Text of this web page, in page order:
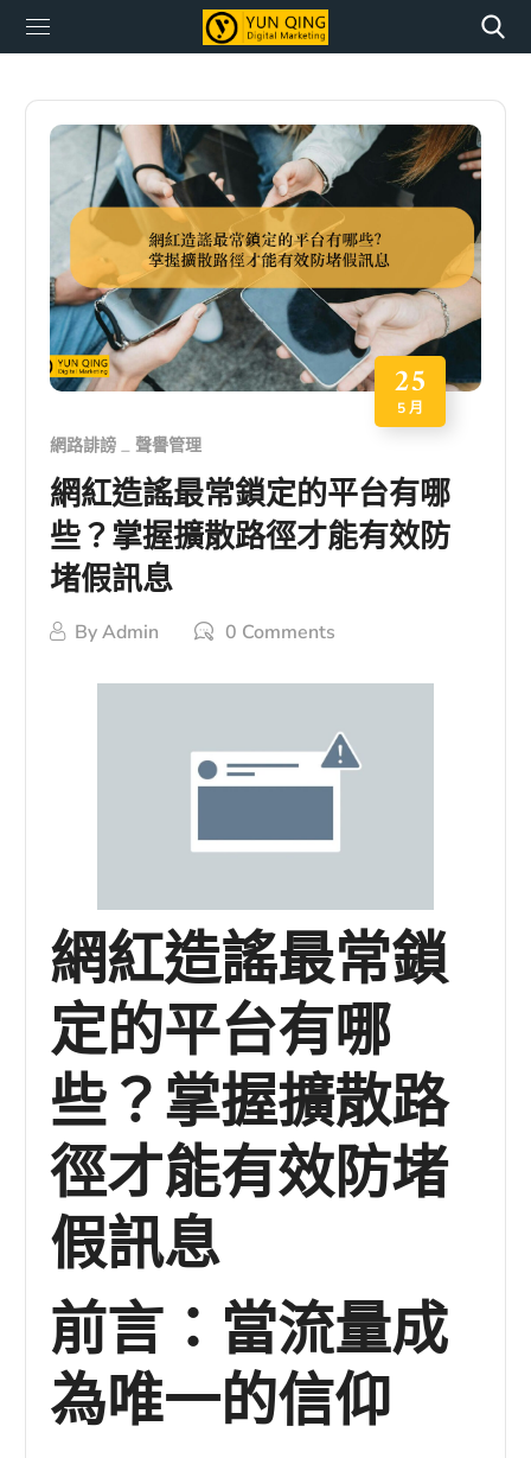
25
5 月
網路誹謗 聲譽管理
網紅造謠最常鎖定的平台有哪
些？掌握擴散路徑才能有效防
堵假訊息
ByAdmin 0 Comments
網紅造謠最常鎖
定的平台有哪
些？掌握擴散路
徑才能有效防堵
假訊息
前言：當流量成
為唯一的信仰